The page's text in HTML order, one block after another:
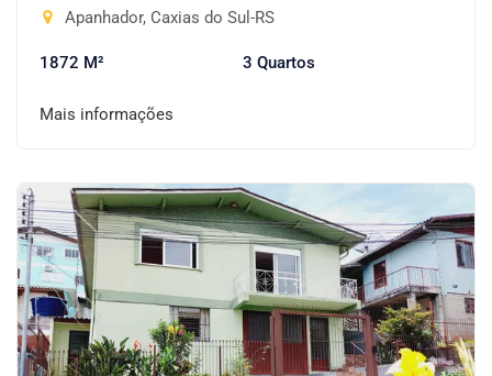
Apanhador, Caxias do Sul-RS
1872 M² 3 Quartos
Mais informações